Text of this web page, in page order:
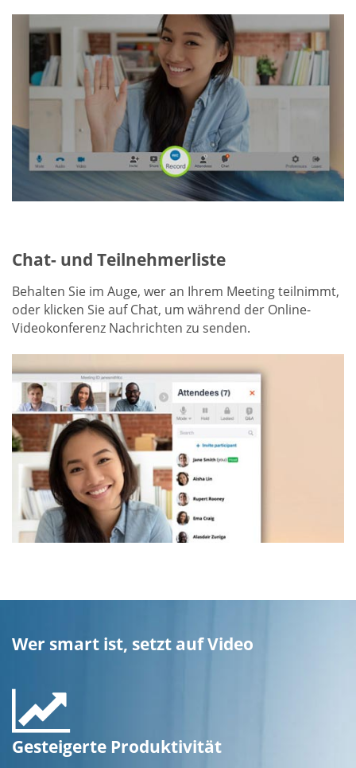
Chat- und Teilnehmerliste
Behalten Sie im Auge, wer an Ihrem Meeting teilnimmt,
oder klicken Sie auf Chat, um während der Online-
Videokonferenz Nachrichten zu senden.
Wer smart ist, setzt auf Video
Gesteigerte Produktivität